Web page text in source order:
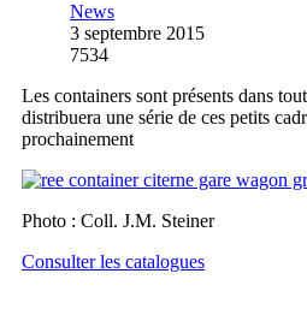
News
3 septembre 2015
7534
Les containers sont présents dans
distribuera une série de ces petits
prochainement
Photo : Coll. J.M. Steiner
Consulter les catalogues